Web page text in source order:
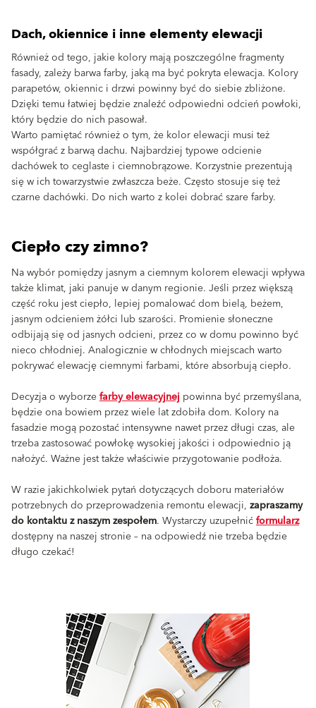
Dach, okiennice i inne elementy elewacji
Również od tego, jakie kolory mają poszczególne fragmenty
fasady, zależy barwa farby, jaką ma być pokryta elewacja. Kolory
parapetów, okiennic i drzwi powinny być do siebie zbliżone.
Dzięki temu łatwiej będzie znaleźć odpowiedni odcień powłoki,
który będzie do nich pasował.
Warto pamiętać również o tym, że kolor elewacji musi też
współgrać z barwą dachu. Najbardziej typowe odcienie
dachówek to ceglaste i ciemnobrązowe. Korzystnie prezentują
się w ich towarzystwie zwłaszcza beże. Często stosuje się też
czarne dachówki. Do nich warto z kolei dobrać szare farby.
Ciepło czy zimno?
Na wybór pomiędzy jasnym a ciemnym kolorem elewacji wpływa
także klimat, jaki panuje w danym regionie. Jeśli przez większą
część roku jest ciepło, lepiej pomalować dom bielą, beżem,
jasnym odcieniem żółci lub szarości. Promienie słoneczne
odbijają się od jasnych odcieni, przez co w domu powinno być
nieco chłodniej. Analogicznie w chłodnych miejscach warto
pokrywać elewację ciemnymi farbami, które absorbują ciepło.
Decyzja o wyborzefarby elewacyjnej powinna być przemyślana,
będzie ona bowiem przez wiele lat zdobiła dom. Kolory na
fasadzie mogą pozostać intensywne nawet przez długi czas, ale
trzeba zastosować powłokę wysokiej jakości i odpowiednio ją
nałożyć. Ważne jest także właściwie przygotowanie podłoża.
W razie jakichkolwiek pytań dotyczących doboru materiałów
potrzebnych do przeprowadzenia remontu elewacji, zapraszamy
do kontaktu z naszym zespołem. Wystarczy uzupełnićformularz
dostępny na naszej stronie – na odpowiedź nie trzeba będzie
długo czekać!